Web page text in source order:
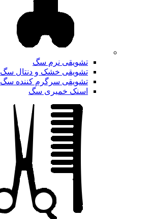
تشویقی نرم سگ
تشویقی خشک و دنتال سگ
تشویقی سرگرم کننده سگ
اسنک خمیری سگ